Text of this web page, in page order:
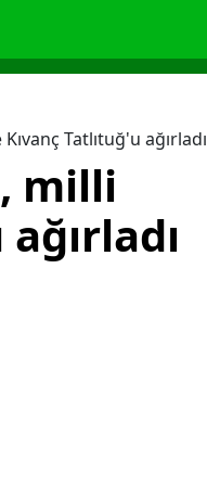
Tatlıtuğ'u ağırladı
milli